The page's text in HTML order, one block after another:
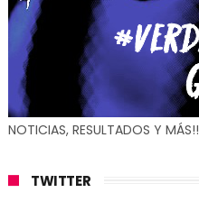
NOTICIAS, RESULTADOS Y MÁS!!
TWITTER